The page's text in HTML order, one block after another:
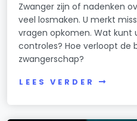
Zwanger zijn of nadenken
veel losmaken. U merkt
vragen opkomen. Wat kunt
controles? Hoe verloopt de
zwangerschap?
LEES VERDER